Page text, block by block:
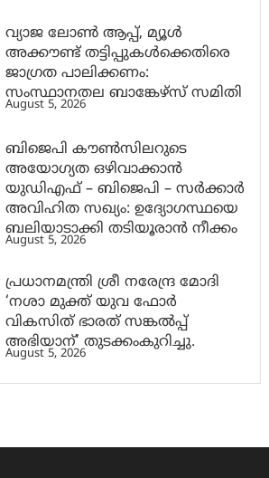
വ്യാജ ലോൺ ആപ്പ്, മ്യൂൾ
അക്കൗണ്ട് തട്ടിപ്പുകൾക്കെതിരെ
ജാ​ഗ്രത പാലിക്കണം:
സംസ്ഥാനതല ബാങ്കേഴ്സ് സമിതി
August 5, 2026
ബിജെപി കൗൺസിലറുടെ
അയോഗ്യത ഒഴിവാക്കാൻ
യുഡിഎഫ് – ബിജെപി – സർക്കാർ
അവിഹിത സഖ്യം: ഉദ്യോഗസ്ഥയെ
ബലിയാടാക്കി തടിയൂരാൻ നീക്കം
August 5, 2026
പ്രധാനമന്ത്രി ശ്രീ നരേന്ദ്ര മോദി
‘നശാ മുക്ത് യുവ ഫോർ
വികസിത് ഭാരത് സങ്കൽപ്പ്
അഭിയാന്’ തുടക്കംകുറിച്ചു.
August 5, 2026